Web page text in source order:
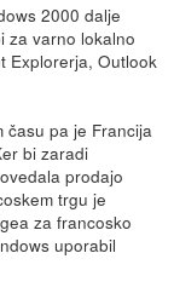
2000 dalje
za varno lokalno
Explorerja, Outlook
času pa je Francija
bi zaradi
prodajo
trgu je
za francosko
uporabil